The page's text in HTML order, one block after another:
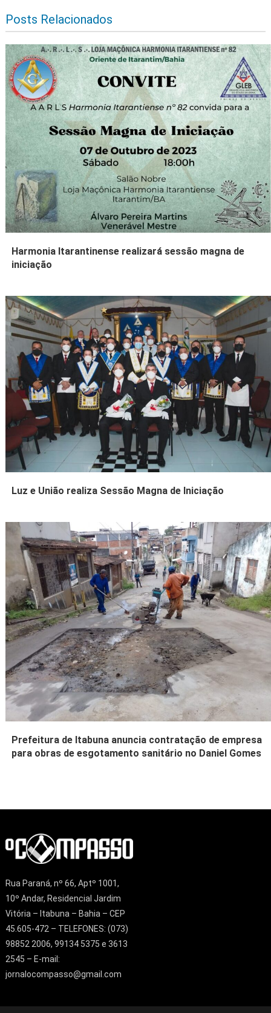
Posts Relacionados
Harmonia Itarantinense realizará sessão magna de
iniciação
Luz e União realiza Sessão Magna de Iniciação
Prefeitura de Itabuna anuncia contratação de empresa
para obras de esgotamento sanitário no Daniel Gomes
Rua Paraná, nº 66, Aptº 1001,
10º Andar, Residencial Jardim
Vitória – Itabuna – Bahia – CEP
45.605-472 – TELEFONES: (073)
98852 2006, 99134 5375 e 3613
2545 – E-mail:
jornalocompasso@gmail.com